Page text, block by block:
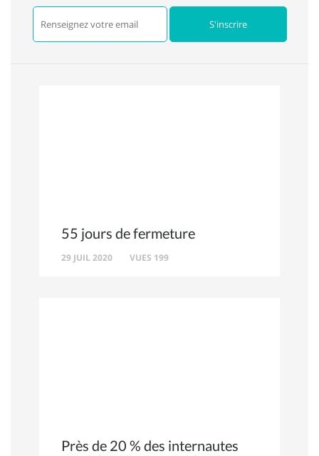
55 jours de fermeture
29 JUIL 2020 VUES 199
Près de 20 % des internautes